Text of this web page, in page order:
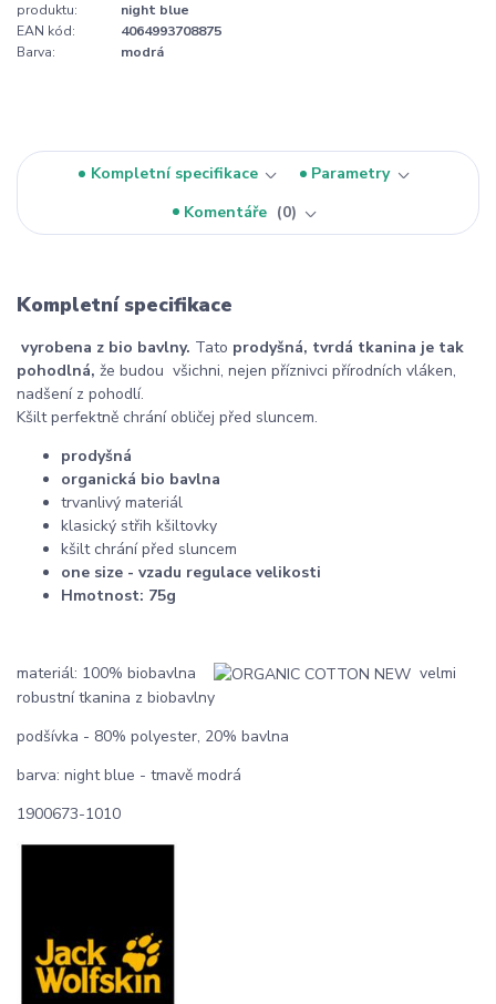
produktu:
night blue
EAN kód:
4064993708875
Barva:
modrá
Kompletní specifikace
Parametry
Komentáře
0
Kompletní specifikace
vyrobena z bio bavlny. Tato prodyšná, tvrdá tkanina je tak
pohodlná, že budou všichni, nejen příznivci přírodních vláken,
nadšení z pohodlí.
Kšilt perfektně chrání obličej před sluncem.
prodyšná
organická bio bavlna
trvanlivý materiál
klasický střih kšiltovky
kšilt chrání před sluncem
one size - vzadu regulace velikosti
Hmotnost: 75g
materiál: 100% biobavlna
velmi
robustní tkanina z biobavlny
podšívka - 80% polyester, 20% bavlna
barva: night blue - tmavě modrá
1900673-1010